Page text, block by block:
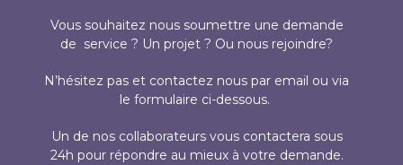
Vous souhaitez nous soumettre une demande
de service ? Un projet ? Ou nous rejoindre?
N’hésitez pas et contactez nous par email ou via
le formulaire ci-dessous.
Un de nos collaborateurs vous contactera sous
24h pour répondre au mieux à votre demande.